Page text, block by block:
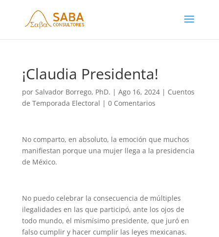
¡Claudia Presidenta!
por Salvador Borrego, PhD. | Ago 16, 2024| Cuentos
de Temporada Electoral | 0 Comentarios
No comparto, en absoluto, la emoción que muchos
manifiestan porque una mujer llega a la presidencia
de México.
No puedo celebrar la consecuencia de múltiples
ilegalidades en las que participó, ante los ojos de
todo mundo, el mismísimo presidente, que juró en
falso cumplir y hacer cumplir las leyes mexicanas.